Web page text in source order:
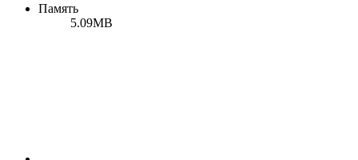
Память
5.09MB